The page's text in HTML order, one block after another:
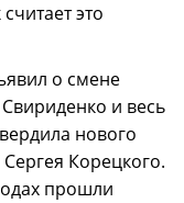
это
о смене
и весь
нового
Корецкого.
прошли